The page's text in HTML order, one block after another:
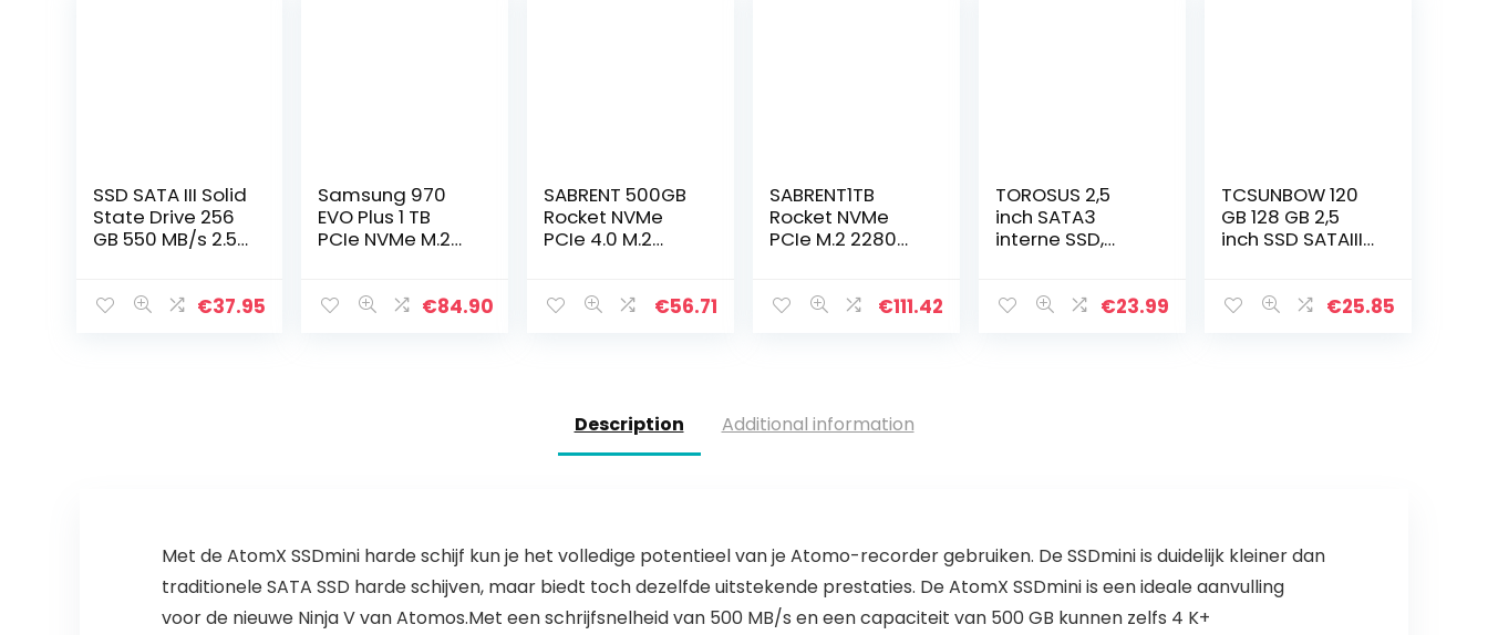
SSD SATA III Solid
State Drive 256
GB 550 MB/s 2.5
voor PC Laptop
€37.95
Samsung 970
EVO Plus 1 TB
PCIe NVMe M.2
(SSD) (MMZ-
€84.90
SABRENT 500GB
Rocket NVMe
PCIe 4.0 M.2
met Maximale
€56.71
SABRENT1TB
Rocket NVMe
PCIe M.2 2280
Solid State Schijf
€111.42
TOROSUS 2,5
inch SATA3
interne SSD,
pc’s en MacPro
€23.99
TCSUNBOW 120
GB 128 GB 2,5
inch SSD SATAIII
harde schijf voor
€25.85
Description Additional information
Met de AtomX SSDmini harde schijf kun je het volledige potentieel van je Atomo-recorder gebruiken. De SSDmini is duidelijk kleiner dan
traditionele SATA SSD harde schijven, maar biedt toch dezelfde uitstekende prestaties. De AtomX SSDmini is een ideale aanvulling
voor de nieuwe Ninja V van Atomos.Met een schrijfsnelheid van 500 MB/s en een capaciteit van 500 GB kunnen zelfs 4 K+